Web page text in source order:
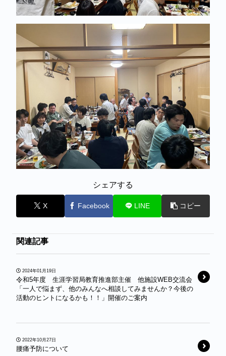
シェアする
X Facebook LINE コピー
関連記事
2024年01月19日
令和5年度 生涯学習局教育推進部主催 他施設WEB交流会
「一人で悩まず、他のみんなへ相談してみませんか？今後の
活動のヒントになるかも！！」開催のご案内￼
2022年10月27日
腰痛予防について